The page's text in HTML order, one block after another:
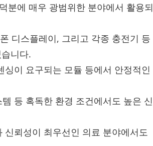
분에 매우 광범위한 분야에서 활용되
디스플레이, 그리고 각종 충전기 등
니다.
이 요구되는 모듈 등에서 안정적인
등 혹독한 환경 조건에서도 높은 신
뢰성이 최우선인 의료 분야에서도